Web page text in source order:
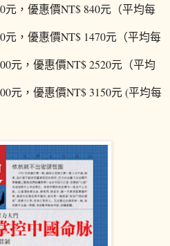
元，優惠價NT$ 840元（平均每
，優惠價NT$ 1470元（平均每
元，優惠價NT$ 2520元（平均
元，優惠價NT$ 3150元 (平均每